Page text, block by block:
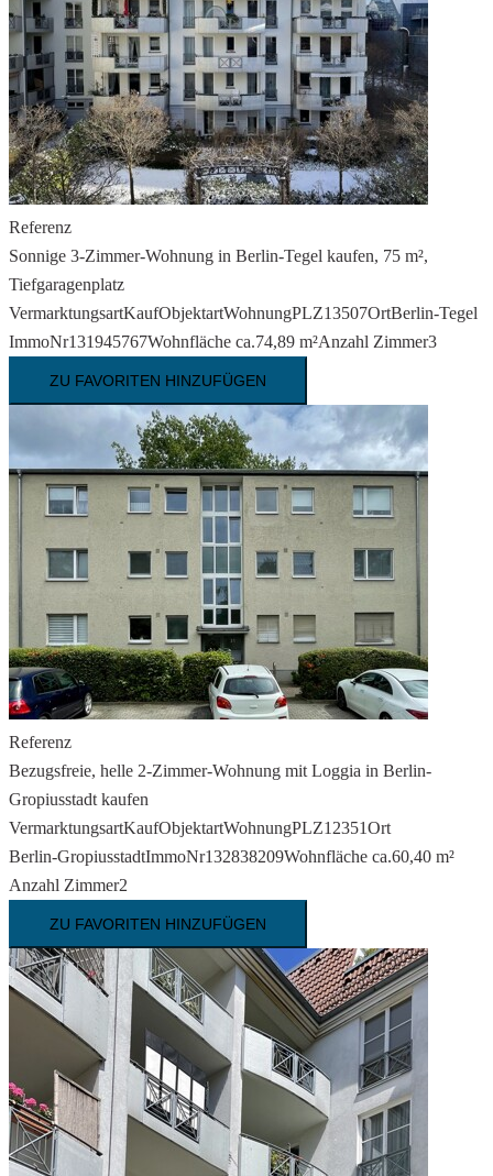
Referenz
Sonnige 3-Zimmer-Wohnung in Berlin-Tegel kaufen, 75 m²,
Tiefgaragenplatz
VermarktungsartKaufObjektartWohnungPLZ13507OrtBerlin-Tegel
ImmoNr131945767Wohnfläche ca.74,89 m²Anzahl Zimmer3
ZU FAVORITEN HINZUFÜGEN
Referenz
Bezugsfreie, helle 2-Zimmer-Wohnung mit Loggia in Berlin-
Gropiusstadt kaufen
VermarktungsartKaufObjektartWohnungPLZ12351Ort
Berlin-GropiusstadtImmoNr132838209Wohnfläche ca.60,40 m²
Anzahl Zimmer2
ZU FAVORITEN HINZUFÜGEN